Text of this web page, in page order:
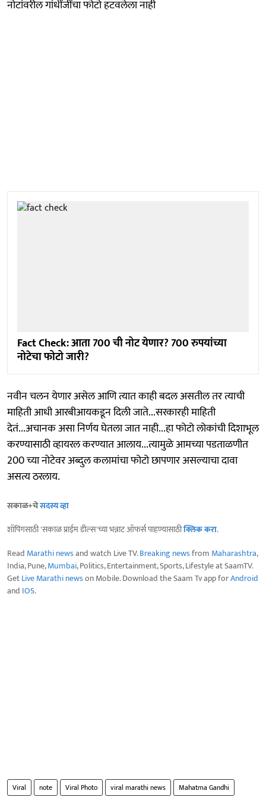
नोटांवरील गांधींजींचा फोटो हटवलेला नाही
Fact Check: आता 700 ची नोट येणार? 700 रुपयांच्या
नोटेचा फोटो जारी?
नवीन चलन येणार असेल आणि त्यात काही बदल असतील तर त्याची
माहिती आधी आरबीआयकडून दिली जाते...सरकारही माहिती
देतं...अचानक असा निर्णय घेतला जात नाही...हा फोटो लोकांची दिशाभूल
करण्यासाठी व्हायरल करण्यात आलाय...त्यामुळे आमच्या पडताळणीत
200 च्या नोटेवर अब्दुल कलामांचा फोटो छापणार असल्याचा दावा
असत्य ठरलाय.
सकाळ+चेसदस्य व्हा
शॉपिंगसाठी 'सकाळ प्राईम डील्स'च्या भन्नाट ऑफर्स पाहण्यासाठीक्लिक करा.
Read Marathi newsand watch Live TV.Breaking newsfrom Maharashtra,
India, Pune,Mumbai, Politics, Entertainment, Sports, Lifestyle at SaamTV.
GetLive Marathi newson Mobile. Download the Saam Tv app forAndroid
and IOS.
Viral note Viral Photo viral marathi news
Mahatma Gandhi